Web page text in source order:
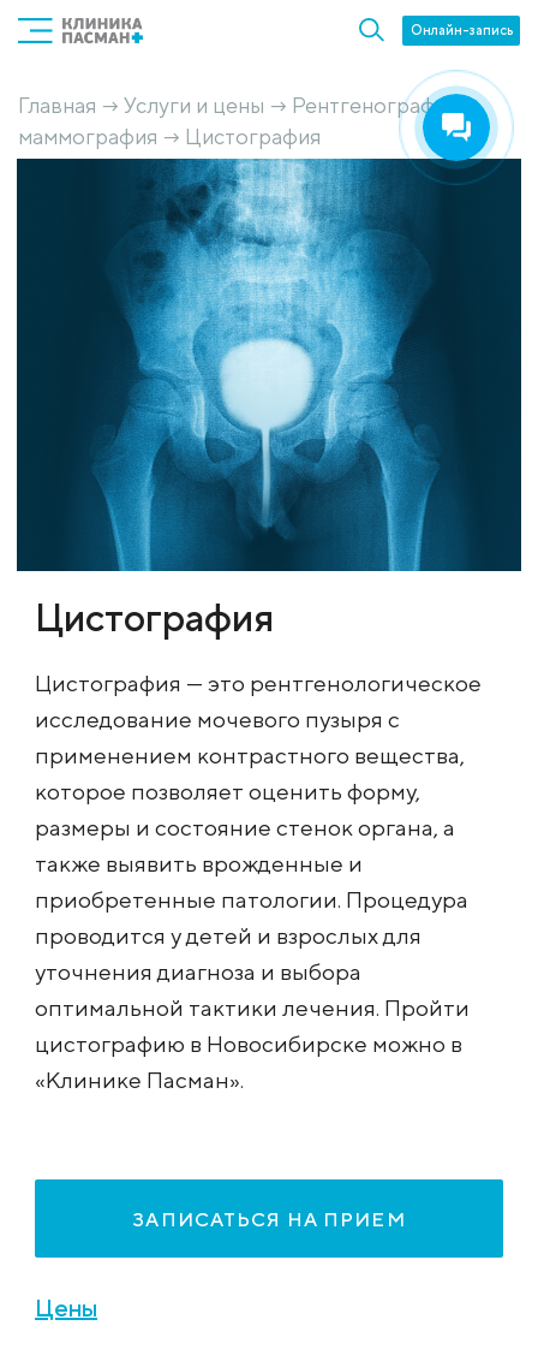
Онлайн-запись
Главная → Услуги и цены → Рентгенография и
маммография → Цистография
Цистография
Цистография — это рентгенологическое
исследование мочевого пузыря с
применением контрастного вещества,
которое позволяет оценить форму,
размеры и состояние стенок органа, а
также выявить врожденные и
приобретенные патологии. Процедура
проводится у детей и взрослых для
уточнения диагноза и выбора
оптимальной тактики лечения. Пройти
цистографию в Новосибирске можно в
«Клинике Пасман».
ЗАПИСАТЬСЯ НА ПРИЕМ
Цены